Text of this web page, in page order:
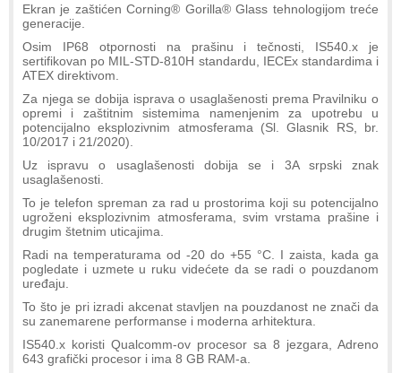
Ekran je zaštićen Corning® Gorilla® Glass tehnologijom treće
generacije.
Osim IP68 otpornosti na prašinu i tečnosti, IS540.x je
sertifikovan po MIL-STD-810H standardu, IECEx standardima i
ATEX direktivom.
Za njega se dobija isprava o usaglašenosti prema Pravilniku o
opremi i zaštitnim sistemima namenjenim za upotrebu u
potencijalno eksplozivnim atmosferama (Sl. Glasnik RS, br.
10/2017 i 21/2020).
Uz ispravu o usaglašenosti dobija se i 3A srpski znak
usaglašenosti.
To je telefon spreman za rad u prostorima koji su potencijalno
ugroženi eksplozivnim atmosferama, svim vrstama prašine i
drugim štetnim uticajima.
Radi na temperaturama od -20 do +55 °C. I zaista, kada ga
pogledate i uzmete u ruku videćete da se radi o pouzdanom
uređaju.
To što je pri izradi akcenat stavljen na pouzdanost ne znači da
su zanemarene performanse i moderna arhitektura.
IS540.x koristi Qualcomm-ov procesor sa 8 jezgara, Adreno
643 grafički procesor i ima 8 GB RAM-a.